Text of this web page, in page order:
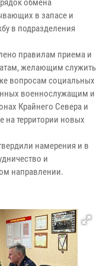
обмена
в запасе и
в подразделения
правилам приема и
желающим служить
вопросам социальных
военнослужащим и
Крайнего Севера и
на территории новых
намерения и в
и
направлении.